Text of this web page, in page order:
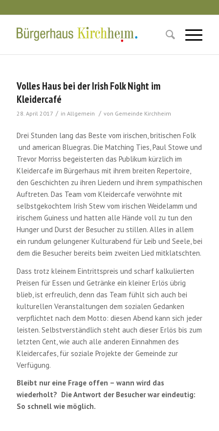
Volles Haus bei der Irish Folk Night im
Kleidercafé
28. April 2017 / in Allgemein / von Gemeinde Kirchheim
Drei Stunden lang das Beste vom irischen, britischen Folk
und american Bluegras. Die Matching Ties, Paul Stowe und
Trevor Morriss begeisterten das Publikum kürzlich im
Kleidercafe im Bürgerhaus mit ihrem breiten Repertoire,
den Geschichten zu ihren Liedern und ihrem sympathischen
Auftreten. Das Team vom Kleidercafe verwöhnte mit
selbstgekochtem Irish Stew vom irischen Weidelamm und
irischem Guiness und hatten alle Hände voll zu tun den
Hunger und Durst der Besucher zu stillen. Alles in allem
ein rundum gelungener Kulturabend für Leib und Seele, bei
dem die Besucher bereits beim zweiten Lied mitklatschten.
Dass trotz kleinem Eintrittspreis und scharf kalkulierten
Preisen für Essen und Getränke ein kleiner Erlös übrig
blieb, ist erfreulich, denn das Team fühlt sich auch bei
kulturellen Veranstaltungen dem sozialen Gedanken
verpflichtet nach dem Motto: diesen Abend kann sich jeder
leisten. Selbstverständlich steht auch dieser Erlös bis zum
letzten Cent, wie auch alle anderen Einnahmen des
Kleidercafes, für soziale Projekte der Gemeinde zur
Verfügung.
Bleibt nur eine Frage offen – wann wird das
wiederholt? Die Antwort der Besucher war eindeutig:
So schnell wie möglich.